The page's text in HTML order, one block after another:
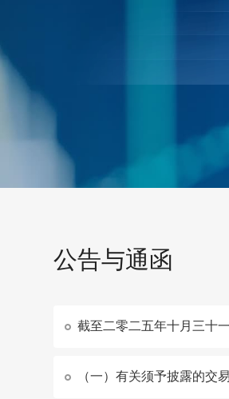
公告与通函
截至二零二五年十月三十
（一）有关须予披露的交